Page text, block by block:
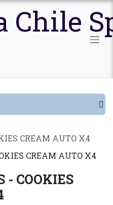
CREAM AUTO X4
- COOKIES